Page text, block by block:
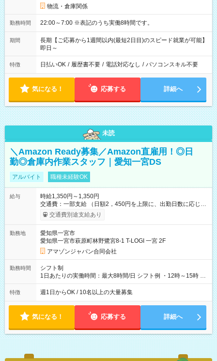
物流・倉庫関係
勤務時間 22:00～7:00 ※表記のうち実働8時間です。
期間
長期【ご応募から1週間以内(最短2日目)のスピード就業が可能】
即日～
特徴 日払いOK / 履歴書不要 / 電話対応なし / パソコンスキル不要
気になる！ 応募する 詳細へ
未読
＼Amazon Ready募集／Amazon直雇用！◎日
勤◎倉庫内作業スタッフ｜愛知一宮DS
アルバイト 職種未経験OK
給与
時給1,350円～1,350円
交通費：一部支給 （日額2，450円を上限に、出勤日数に応じて
実費支給） ※22:00～翌5:00までは時給25%UP！ ■給与前払い
制度あり ※前払い額の上限あり、手数料無料（Amazon負担）
交通費別途支給あり
勤務地
愛知県一宮市
愛知県一宮市萩原町林野鷺宮8-1 T-LOGI 一宮 2F
アマゾンジャパン合同会社
勤務時間
シフト制
1日あたりの実働時間：最大8時間/日 シフト例 ・12時～15時 入
社後、就業可能シフトをご確認の上、申請してください。
特徴 週1日からOK / 10名以上の大量募集
気になる！ 応募する 詳細へ